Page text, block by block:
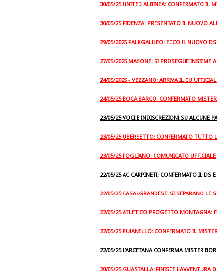
30/05/25 UNITED ALBINEA: CONFERMATO IL
30/05/25 FIDENZA: PRESENTATO IL NUOVO
29/05/2025 FALKGALILEO: ECCO IL NUOVO DS
27/05/2025 MASONE: SI PROSEGUE INSIEME
24/05/2025 - VEZZANO: ARRIVA IL CU
24/05/25 BOCA BARCO: CONFERMATO
23/05/25 VOCI E INDISCREZIONI SU ALCUNE
23/05/25 UBERSETTO: CONFERMATO TUTTO
23/05/25 FOGLIANO: COMUNICATO UFFICIALE
22/05/25 AC CARPINETI: CONFERMATO IL DS
22/05/25 CASALGRANDESE: SI SEPARANO LE
22/05/25 ATLETICO PROGETTO MONTAGNA:
22/05/25 PUIANELLO: CONFERMATO IL MISTER
22/05/25 L’ARCETANA CONFERMA MISTER
20/05/25 GUASTALLA: FINISCE L'AVVENTURA